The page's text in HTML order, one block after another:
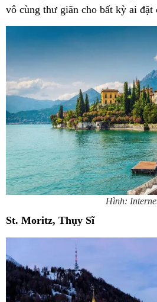
vô cùng thư giãn cho bất kỳ ai đặt
Hình:
St. Moritz, Thụy Sĩ